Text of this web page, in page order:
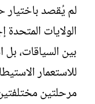
لم يُقصد باختيار
الولايات
بين السياقات،
للاستعمار
مرحلتين